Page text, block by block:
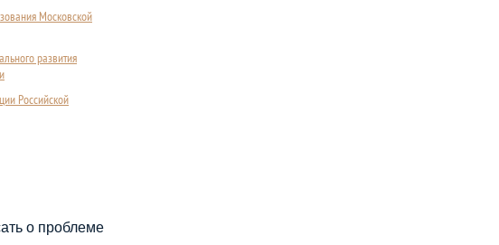
Московской
развития
Российской
или пособия?
о проблеме